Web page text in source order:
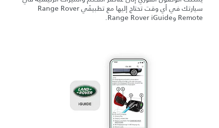
سيارتك في أي وقت تحتاج إليها مع تطبيقَي Range Rover
Remote وRange Rover iGuide.